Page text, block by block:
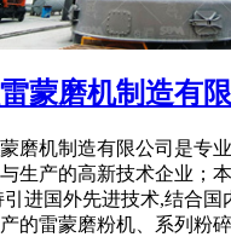
蒙磨机制造有
磨机制造有限公司是专
生产的高新技术企业；
引进国外先进技术,结合国
的雷蒙磨粉机、系列粉